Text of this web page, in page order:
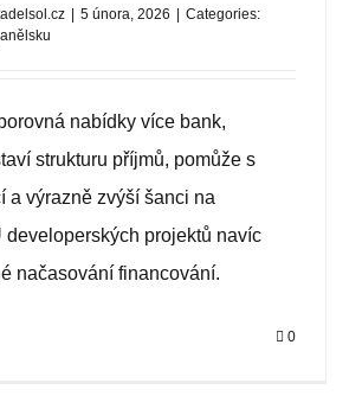
5 února, 2026
Categories:
nabídky více bank,
strukturu příjmů, pomůže s
a výrazně zvýší šanci na
developerských projektů navíc
načasování financování.
0